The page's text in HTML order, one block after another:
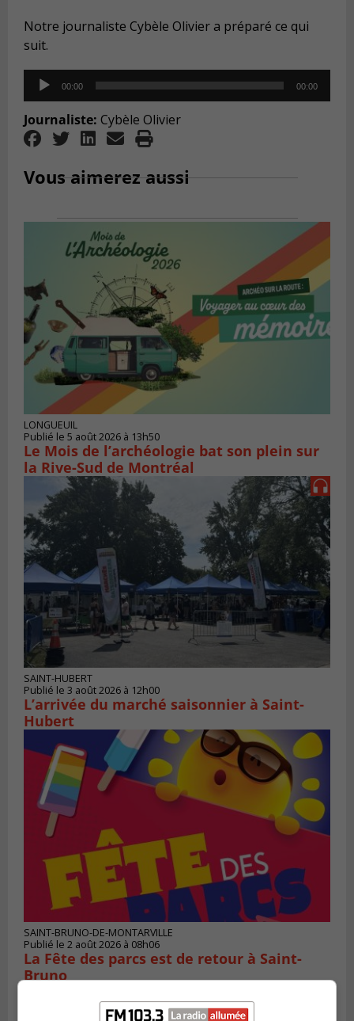
Notre journaliste Cybèle Olivier a préparé ce qui
suit.
Audio
Player
00:00 00:00
Journaliste: Cybèle Olivier
Vous aimerez aussi
LONGUEUIL
Publié le 5 août 2026 à 13h50
Le Mois de l’archéologie bat son plein sur
la Rive-Sud de Montréal
SAINT-HUBERT
Publié le 3 août 2026 à 12h00
L’arrivée du marché saisonnier à Saint-
Hubert
SAINT-BRUNO-DE-MONTARVILLE
Publié le 2 août 2026 à 08h06
La Fête des parcs est de retour à Saint-
Bruno